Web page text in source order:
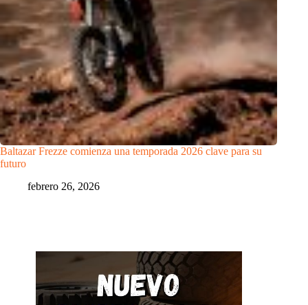
Baltazar Frezze comienza una temporada 2026 clave para su
futuro
febrero 26, 2026